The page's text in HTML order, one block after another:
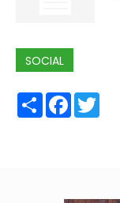
SOCIAL
ShareFacebook